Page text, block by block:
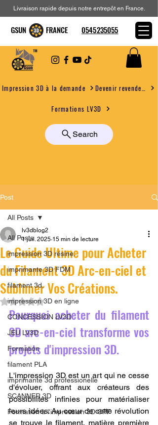
Impression 3D à la demande
Formations LV3D
Search
Livraison rapide depuis notre entrepôt en France.
GSUN FRANCE 0545235055
Post
All Posts
impression 3D résine.
imprimante 3D FDM
filament 3d,
impression 3D en ligne
CONCESSION LV3D
JEU LV3D
Formation
filament PLA
imprimante 3d professionelle
SCANNER 3D
Formation à l'impression 3D CPF
All Posts
Le Guide Ultime pour Acheter
du Filament 3D Arc-en-ciel et
Sublimer Vos Créations.
lv3dblog2
1 juil. 2025 15 min de lecture
Noté NaN étoiles sur 5.
Pourquoi acheter du filament
3D arc-en-ciel transforme vos
projets d'impression 3D.
L'impression 3D est un art qui ne cesse
d'évoluer, offrant aux créateurs des
possibilités infinies pour matérialiser
leurs idées. Au cœur de cette révolution
se trouve le filament, matière première